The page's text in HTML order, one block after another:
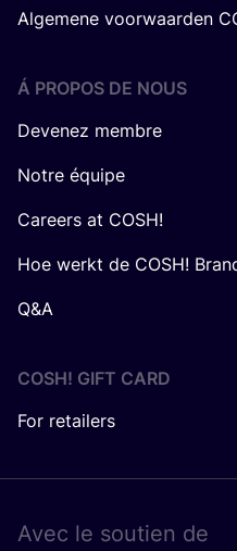
Algemene voorwaarden
Á PROPOS DE NOUS
Devenez membre
Notre équipe
Careers at COSH!
Hoe werkt de COSH!
Q&A
COSH! GIFT CARD
For retailers
Avec le sou­tien de